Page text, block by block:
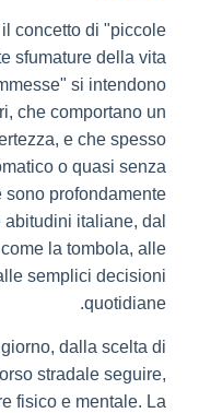
concetto di "piccole
sfumature della vita
si intendono
che comportano un
e che spesso
o quasi senza
sono profondamente
italiane, dal
la tombola, alle
semplici decisioni
quotidiane.
dalla scelta di
stradale seguire,
fisico e mentale. La